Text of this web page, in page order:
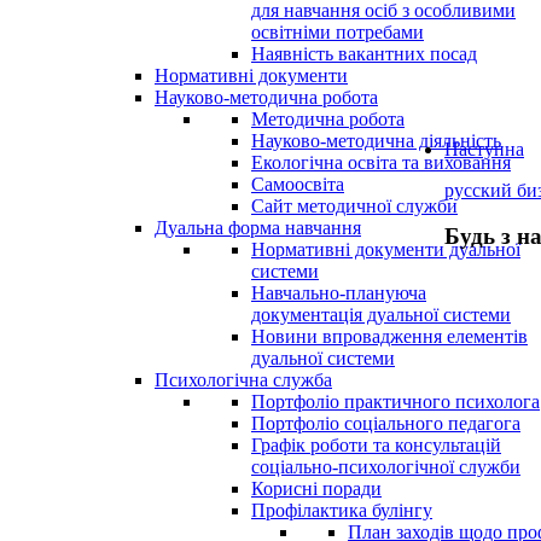
для навчання осіб з особливими
освітніми потребами
Наявність вакантних посад
Нормативні документи
Науково-методична робота
Методична робота
Науково-методична діяльність
Екологічна освіта та виховання
Самоосвіта
Сайт методичної служби
Дуальна форма навчання
Нормативні документи дуальної
системи
Навчально-плануюча
документація дуальної системи
Новини впровадження елементів
дуальної системи
Психологічна служба
Портфоліо практичного психолога
Портфоліо соціального педагога
Графік роботи та консультацій
соціально-психологічної служби
Корисні поради
Профілактика булінгу
План заходів щодо
Наступна
русский
Будь з